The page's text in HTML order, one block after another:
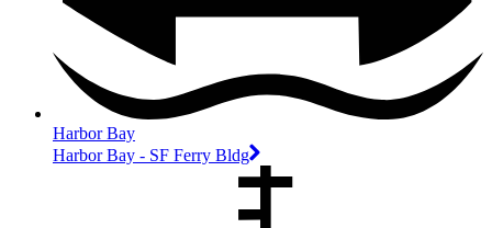
Harbor Bay
Harbor Bay - SF Ferry Bldg